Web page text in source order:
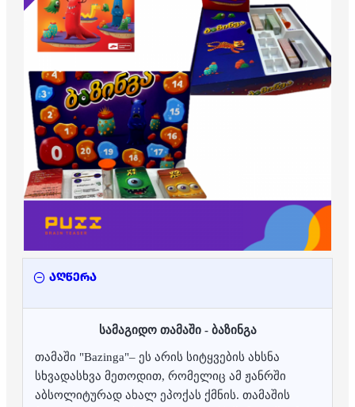
აღწერა
სამაგიდო თამაში - ბაზინგა
თამაში "Bazinga"– ეს არის სიტყვების ახსნა
სხვადასხვა მეთოდით, რომელიც ამ ჟანრში
აბსოლიტურად ახალ ეპოქას ქმნის. თამაშის